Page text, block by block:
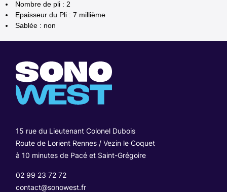
Nombre de pli : 2
Epaisseur du Pli : 7 millième
Sablée : non
15 rue du Lieutenant Colonel Dubois
Route de Lorient Rennes / Vezin le Coquet
à 10 minutes de Pacé et Saint-Grégoire
02 99 23 72 72
contact@sonowest.fr